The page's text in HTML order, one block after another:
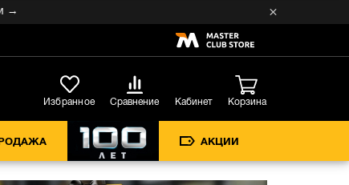
Избранное Сравнение Кабинет Корзина
АКЦИИ